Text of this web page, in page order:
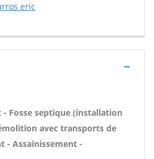
eric
- Fosse septique (installation
avec transports de
- Assainissement -